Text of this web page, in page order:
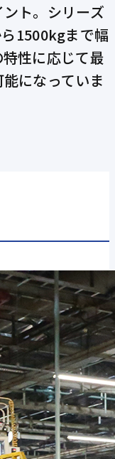
ト。シリーズ
1500kgまで幅
性に応じて最
になっていま